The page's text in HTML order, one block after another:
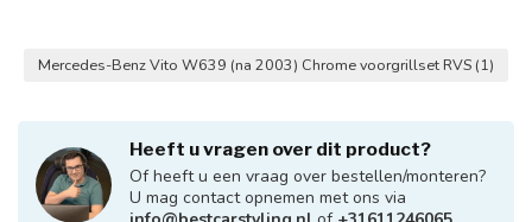
Mercedes-Benz Vito W639 (na 2003) Chrome voorgrillset RVS (1)
Heeft u vragen over dit product?
Of heeft u een vraag over bestellen/monteren?
U mag contact opnemen met ons via